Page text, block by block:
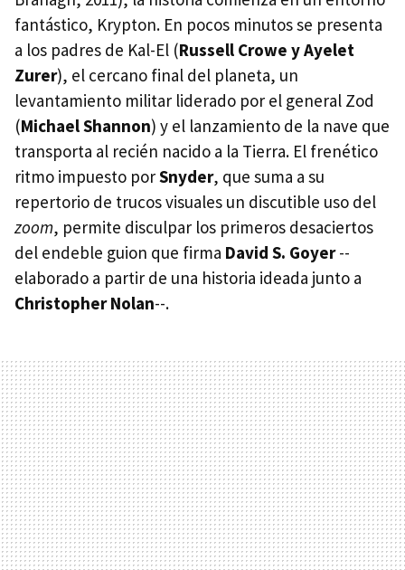
fantástico, Krypton. En pocos minutos se presenta
a los padres de Kal-El (Russell Crowe y Ayelet
Zurer), el cercano final del planeta, un
levantamiento militar liderado por el general Zod
(Michael Shannon) y el lanzamiento de la nave que
transporta al recién nacido a la Tierra. El frenético
ritmo impuesto porSnyder, que suma a su
repertorio de trucos visuales un discutible uso del
zoom, permite disculpar los primeros desaciertos
del endeble guion que firma David S. Goyer--
elaborado a partir de una historia ideada junto a
Christopher Nolan--.